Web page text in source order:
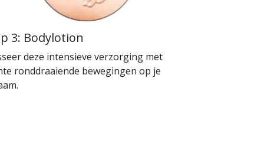
3: Bodylotion
deze intensieve verzorging met
ronddraaiende bewegingen op je